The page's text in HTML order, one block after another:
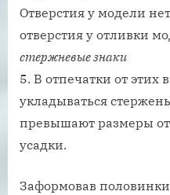
Отверстия у модели
отверстия у отливки
стержневые знаки
5. В отпечатки от этих
укладываться
превышают размеры
усадки.
Заформовав